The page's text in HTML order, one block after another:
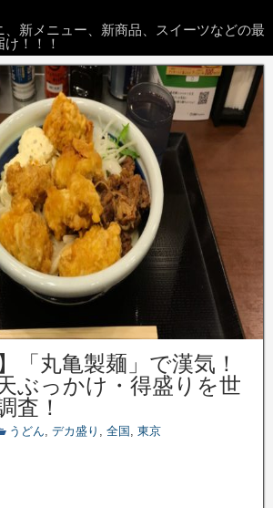
新メニュー、新商品、スイーツなどの最
！！！
「丸亀製麺」で漢気！
ぶっかけ・得盛りを世
査！
うどん, デカ盛り , 全国 , 東京